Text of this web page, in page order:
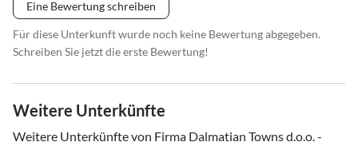
Eine Bewertung schreiben
Für diese Unterkunft wurde noch keine Bewertung abgegeben.
Schreiben Sie jetzt die erste Bewertung!
Weitere Unterkünfte
Weitere Unterkünfte von Firma Dalmatian Towns d.o.o. -